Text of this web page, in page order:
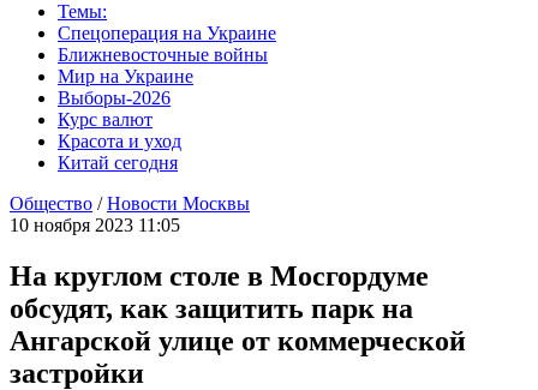
Темы:
Спецоперация на Украине
Ближневосточные войны
Мир на Украине
Выборы-2026
Курс валют
Красота и уход
Китай сегодня
Общество /Новости Москвы
10 ноября 2023 11:05
На круглом столе в Мосгордуме
обсудят, как защитить парк на
Ангарской улице от коммерческой
застройки